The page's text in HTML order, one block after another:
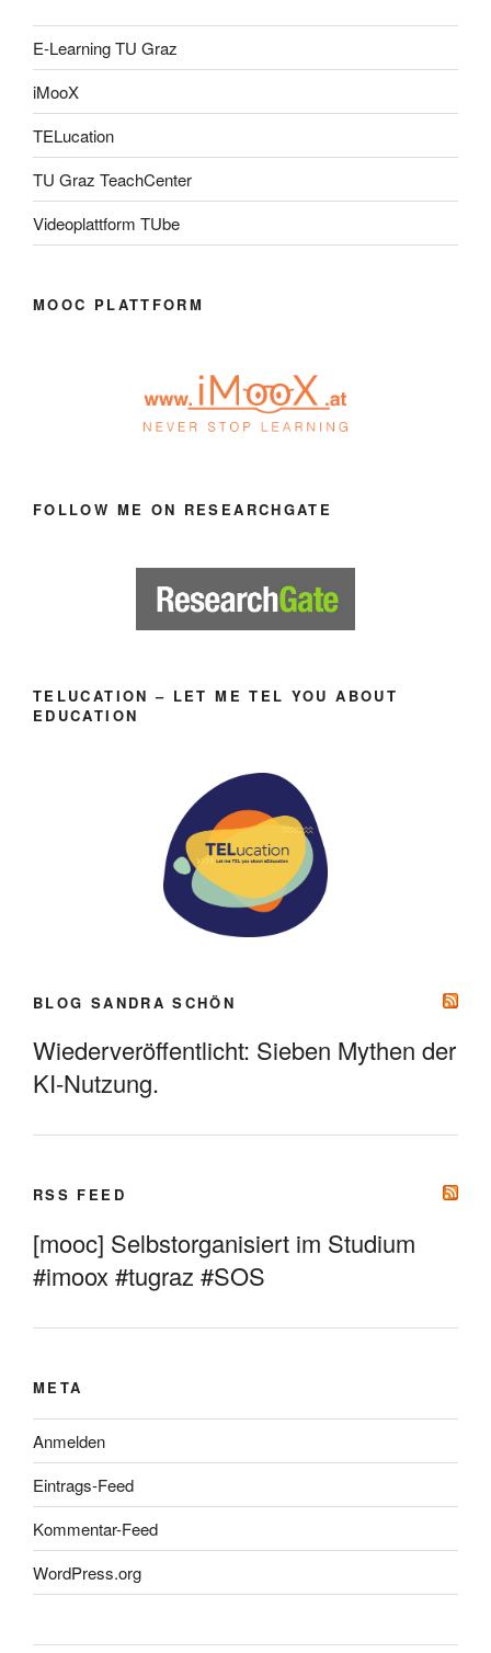
E-Learning TU Graz
iMooX
TELucation
TU Graz TeachCenter
Videoplattform TUbe
MOOC PLATTFORM
FOLLOW ME ON RESEARCHGATE
TELUCATION – LET ME TEL YOU ABOUT
EDUCATION
BLOG SANDRA SCHÖN
Wiederveröffentlicht: Sieben Mythen der
KI-Nutzung.
RSS FEED
[mooc] Selbstorganisiert im Studium
#imoox #tugraz #SOS
META
Anmelden
Eintrags-Feed
Kommentar-Feed
WordPress.org